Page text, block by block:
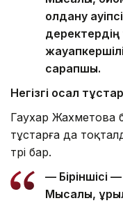
қолдану
деректердің
сарапшы.
Негізгі осал
Гаухар Жахметова
тұстарға да
түрі бар.
— Біріншісі
Мысалы,